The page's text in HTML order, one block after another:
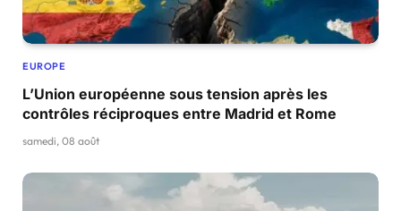
EUROPE
L’Union européenne sous tension après les
contrôles réciproques entre Madrid et Rome
samedi, 08 août